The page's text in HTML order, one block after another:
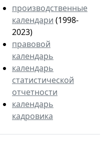
производственные
календари (1998-
2023)
правовой
календарь
календарь
статистической
отчетности
календарь
кадровика